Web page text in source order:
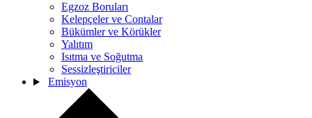
Egzoz Boruları
Kelepçeler ve Contalar
Bükümler ve Körükler
Yalıtım
Isıtma ve Soğutma
Sessizleştiriciler
Emisyon